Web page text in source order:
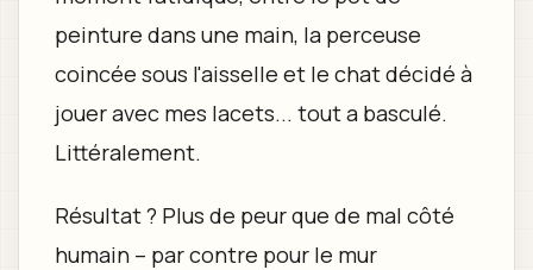
peinture dans une main, la perceuse
coincée sous l'aisselle et le chat décidé à
jouer avec mes lacets... tout a basculé.
Littéralement.
Résultat ? Plus de peur que de mal côté
humain – par contre pour le mur